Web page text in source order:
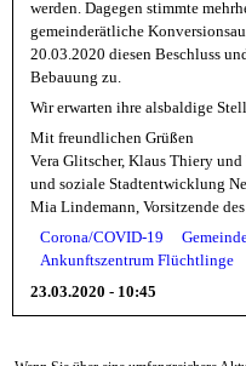
werden. Dagegen stimmte
gemeinderätliche
20.03.2020 diesen Beschluss
Bebauung zu.
Wir erwarten ihre alsbaldige
Mit freundlichen Grüßen
Vera Glitscher, Klaus Thiery
und soziale Stadtentwicklung
Mia Lindemann, Vorsitzende
Corona/COVID-19
Ankunftszentrum Flüchtlinge
23.03.2020 - 10:45